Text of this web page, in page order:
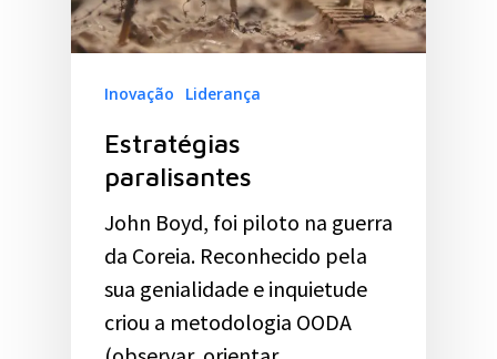
Inovação Liderança
Estratégias
paralisantes
John Boyd, foi piloto na guerra
da Coreia. Reconhecido pela
sua genialidade e inquietude
criou a metodologia OODA